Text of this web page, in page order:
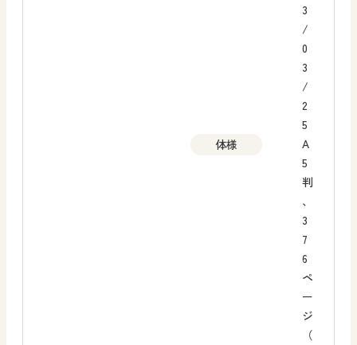
3
/
0
3
/
2
5
体様
A
5
判
、
3
7
6
ペ
ー
ジ
（